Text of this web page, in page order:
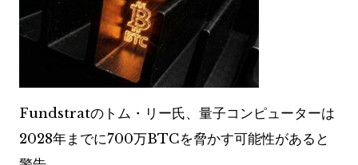
Fundstratのトム・リー氏、量子コンピューターは
2028年までに700万BTCを脅かす可能性があると